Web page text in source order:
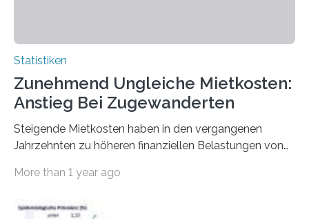
Statistiken
Zunehmend Ungleiche Mietkosten:
Anstieg Bei Zugewanderten
Steigende Mietkosten haben in den vergangenen
Jahrzehnten zu höheren finanziellen Belastungen von
Bundesinstitut für Bevölkerungsforschung (BiB)
gesamten Einkommen zwischen 1990 und 2020 für
More than 1 year ago